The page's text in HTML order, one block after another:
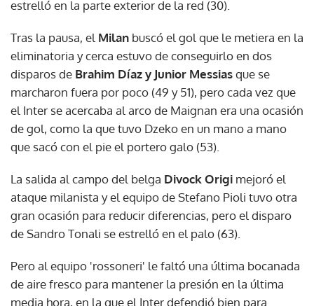
estrelló en la parte exterior de la red (30).
Tras la pausa, el Milan buscó el gol que le metiera en la
eliminatoria y cerca estuvo de conseguirlo en dos
disparos de Brahim Díaz y Junior Messiasque se
marcharon fuera por poco (49 y 51), pero cada vez que
el Inter se acercaba al arco de Maignan era una ocasión
de gol, como la que tuvo Dzeko en un mano a mano
que sacó con el pie el portero galo (53).
La salida al campo del belga Divock Origi mejoró el
ataque milanista y el equipo de Stefano Pioli tuvo otra
gran ocasión para reducir diferencias, pero el disparo
de Sandro Tonali se estrelló en el palo (63).
Pero al equipo 'rossoneri' le faltó una última bocanada
de aire fresco para mantener la presión en la última
media hora, en la que el Inter defendió bien para